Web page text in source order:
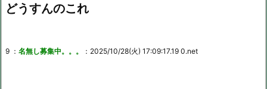
どうすんのこれ
9 ： 名無し募集中。。。 ：2025/10/28(火) 17:09:17.19 0.net